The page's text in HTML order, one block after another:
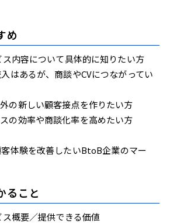
め
内容について具体的に知りたい方
はあるが、商談やCVにつながってい
の新しい顧客接点を作りたい方
の効率や商談化率を高めたい方
体験を改善したいBtoB企業のマー
ること
概要／提供できる価値